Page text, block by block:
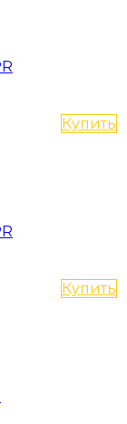
Купить
Купить